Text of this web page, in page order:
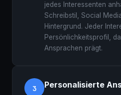
jedes Interessenten
Schreibstil, Social
Hintergrund. Jeder
Persönlichkeitsprofil,
Ansprachen prägt.
3 Personalisierte